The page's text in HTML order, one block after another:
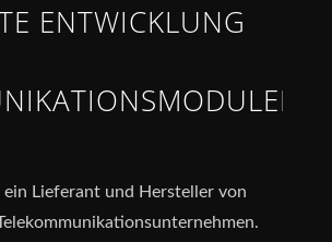
ENTWICKLUNG
ein Lieferant und Hersteller von